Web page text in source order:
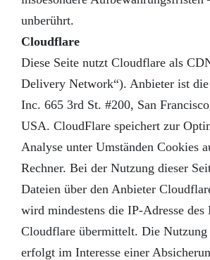
unberührt.
Cloudflare
Diese Seite nutzt Cloudflare als
Delivery Network“). Anbieter ist
Inc. 665 3rd St. #200, San
USA. CloudFlare speichert zur
Analyse unter Umständen Cookies
Rechner. Bei der Nutzung dieser
Dateien über den Anbieter
wird mindestens die IP-Adresse des
Cloudflare übermittelt. Die
erfolgt im Interesse einer